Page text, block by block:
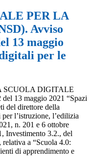
PER LA
Avviso
13 maggio
per le
SCUOLA DIGITALE
13 maggio 2021 “Spazi
del direttore della
l’istruzione, l’edilizia
n. 201 e 6 ottobre
Investimento 3.2., del
a “Scuola 4.0:
di apprendimento e